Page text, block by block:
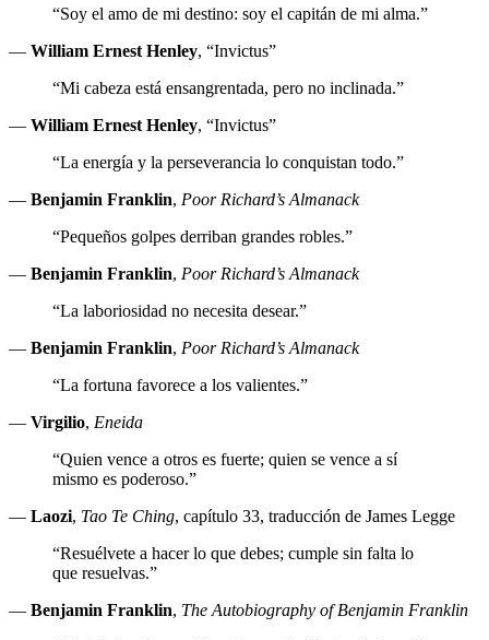
“Soy el amo de mi destino: soy el capitán de mi alma.”
— William Ernest Henley, “Invictus”
“Mi cabeza está ensangrentada, pero no inclinada.”
— William Ernest Henley, “Invictus”
“La energía y la perseverancia lo conquistan todo.”
— Benjamin Franklin, Poor Richard’s Almanack
“Pequeños golpes derriban grandes robles.”
— Benjamin Franklin, Poor Richard’s Almanack
“La laboriosidad no necesita desear.”
— Benjamin Franklin, Poor Richard’s Almanack
“La fortuna favorece a los valientes.”
— Virgilio, Eneida
“Quien vence a otros es fuerte; quien se vence a sí
mismo es poderoso.”
— Laozi, Tao Te Ching, capítulo 33, traducción de James Legge
“Resuélvete a hacer lo que debes; cumple sin falta lo
que resuelvas.”
— Benjamin Franklin, The Autobiography of Benjamin Franklin